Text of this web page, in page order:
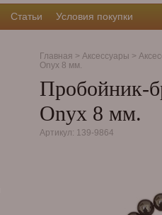
Статьи Условия покупки
Главная > Аксессуары >
Onyx 8 мм.
Пробойник-
Onyx 8 мм.
Артикул: 139-9864